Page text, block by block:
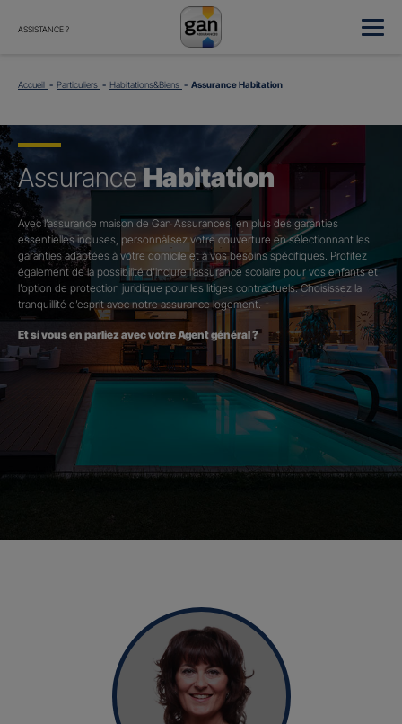
ASSISTANCE ?
Accueil Particuliers Habitations&Biens Assurance Habitation
AssuranceHabitation
Avec l’assurance maison de Gan Assurances, en plus des garanties
essentielles incluses, personnalisez votre couverture en sélectionnant les
garanties adaptées à votre domicile et à vos besoins spécifiques. Profitez
également de la possibilité d’inclure l’assurance scolaire pour vos enfants et
l’option de protection juridique pour les litiges contractuels. Choisissez la
tranquillité d’esprit avec notre assurance logement.
Et si vous en parliez avec votre Agent général ?